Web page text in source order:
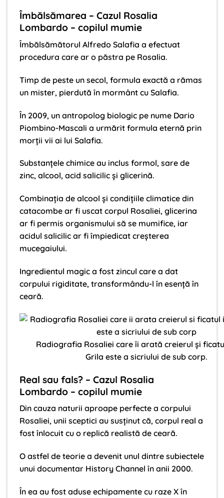
Îmbălsămarea – Cazul Rosalia
Lombardo – copilul mumie
Îmbălsămătorul Alfredo Salafia a efectuat
procedura care ar o păstra pe Rosalia.
Timp de peste un secol, formula exactă a rămas
un mister, pierdută în mormânt cu Salafia.
În 2009, un antropolog biologic pe nume Dario
Piombino-Mascali a urmărit formula eternă prin
morții vii ai lui Salafia.
Substanțele chimice au inclus formol, sare de
zinc, alcool, acid salicilic și glicerină.
Combinația de alcool și condițiile climatice din
catacombe ar fi uscat corpul Rosaliei, glicerina
ar fi permis organismului să se mumifice, iar
acidul salicilic ar fi împiedicat creșterea
mucegaiului.
Ingredientul magic a fost zincul care a dat
corpului rigiditate, transformându-l în esență în
ceară.
Radiografia Rosaliei care îi arată creierul și
Grila este a sicriului de sub corp.
Real sau fals? – Cazul Rosalia
Lombardo – copilul mumie
Din cauza naturii aproape perfecte a corpului
Rosaliei, unii sceptici au susținut că, corpul real a
fost înlocuit cu o replică realistă de ceară.
O astfel de teorie a devenit unul dintre subiectele
unui documentar History Channel în anii 2000.
În ea au fost aduse echipamente cu raze X în